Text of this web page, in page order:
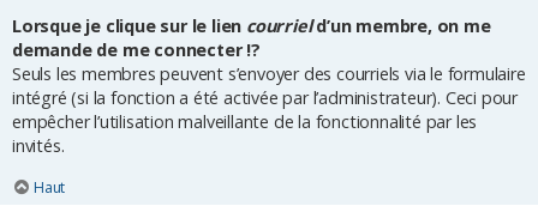
Lorsque je clique sur le lien courrield’un membre, on me
demande de me connecter !?
Seuls les membres peuvent s’envoyer des courriels via le formulaire
intégré (si la fonction a été activée par l’administrateur). Ceci pour
empêcher l’utilisation malveillante de la fonctionnalité par les
invités.
Haut